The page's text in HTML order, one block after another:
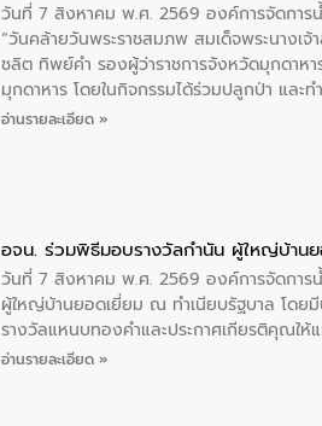
วันที่ 7 สิงหาคม พ.ศ. 2569 องค์การจัดการ
“วันคล้ายวันพระราชสมภพ สมเด็จพระนางเ
ชลิต ทิพย์คำ รองผู้ว่าราชการจังหวัดมุกดาหา
มุกดาหาร โดยในกิจกรรมได้ร่วมปลูกป่า และ
พระบรมราชินีนาถ พระบรมราชชนนีพันปีหล
อ่านรายละเอียด »
อจน. ร่วมพิธีมอบรางวัลกำนัน ผู้ใหญ่บ้าน
วันที่ 7 สิงหาคม พ.ศ. 2569 องค์การจัดกา
ผู้ใหญ่บ้านยอดเยี่ยม ณ ทำเนียบรัฐบาล โดย
รางวัลแหนบทองคำและประกาศเกียรติคุณใ
อ่านรายละเอียด »